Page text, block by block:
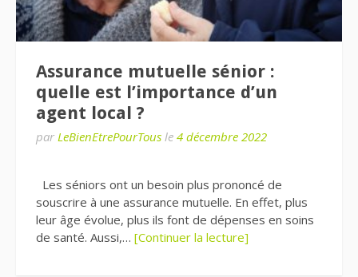
Assurance mutuelle sénior :
quelle est l’importance d’un
agent local ?
par LeBienEtrePourTous le 4 décembre 2022
Les séniors ont un besoin plus prononcé de
souscrire à une assurance mutuelle. En effet, plus
leur âge évolue, plus ils font de dépenses en soins
de santé. Aussi,… [Continuer la lecture]